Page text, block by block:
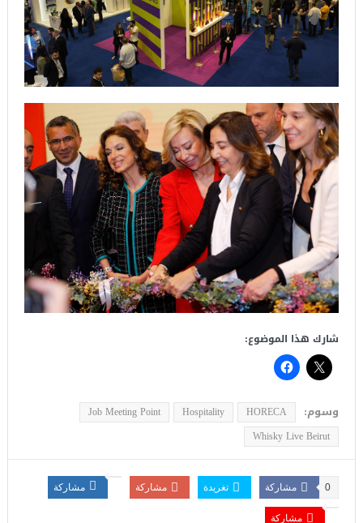
شارك هذا الموضوع:
وسوم: HORECA
Hospitality
Job Meeting Point
Whisky Live Beirut
مشاركة 0 تغريدة مشاركة مشاركة
مشاركة